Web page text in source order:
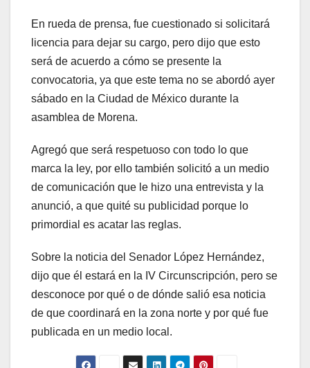
En rueda de prensa, fue cuestionado si solicitará
licencia para dejar su cargo, pero dijo que esto
será de acuerdo a cómo se presente la
convocatoria, ya que este tema no se abordó ayer
sábado en la Ciudad de México durante la
asamblea de Morena.
Agregó que será respetuoso con todo lo que
marca la ley, por ello también solicitó a un medio
de comunicación que le hizo una entrevista y la
anunció, a que quité su publicidad porque lo
primordial es acatar las reglas.
Sobre la noticia del Senador López Hernández,
dijo que él estará en la IV Circunscripción, pero se
desconoce por qué o de dónde salió esa noticia
de que coordinará en la zona norte y por qué fue
publicada en un medio local.